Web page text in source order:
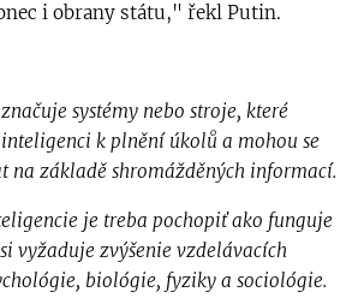
i obrany státu," řekl Putin.
systémy nebo stroje, které
k plnění úkolů a mohou se
na základě shromážděných informací.
je treba pochopiť ako funguje
vyžaduje zvýšenie vzdelávacích
biológie, fyziky a sociológie.